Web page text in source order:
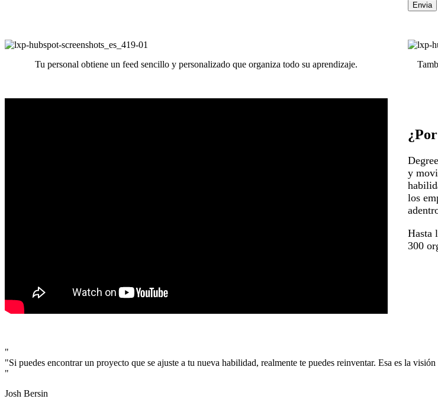
Tu personal obtiene un feed sencillo y personalizado que organiza todo su aprendizaje.
y
los
Hasta
300
"Si puedes encontrar un proyecto que se ajuste a tu nueva habilidad, realmente te puedes reinventar. Esa es la
Josh Bersin